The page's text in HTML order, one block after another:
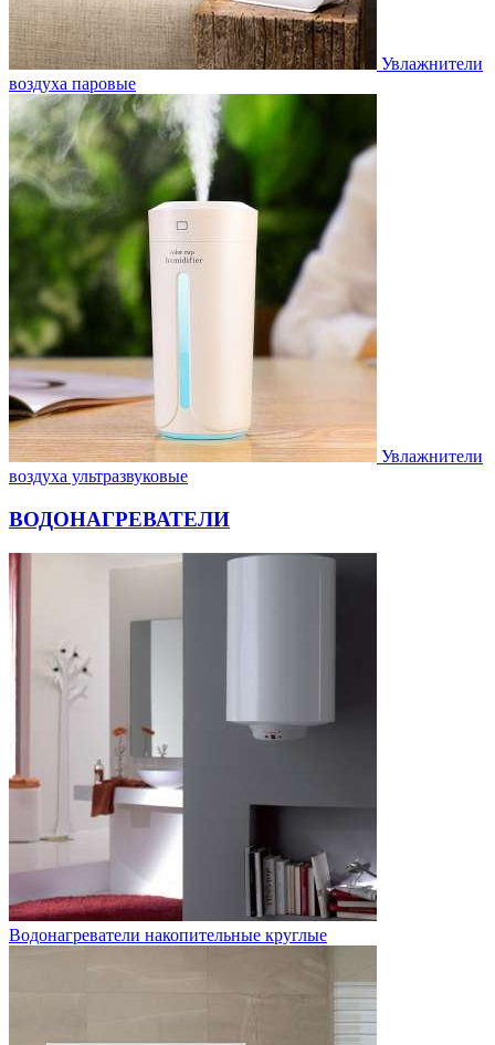
Увлажнители
воздуха паровые
Увлажнители
воздуха ультразвуковые
ВОДОНАГРЕВАТЕЛИ
Водонагреватели накопительные круглые